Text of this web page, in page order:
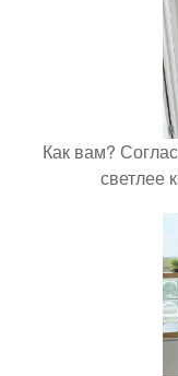
Как вам?
светлее